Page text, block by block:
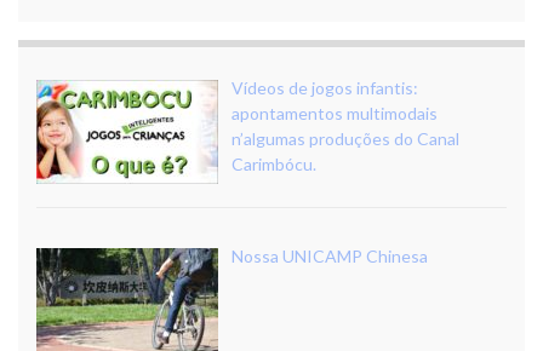
Vídeos de jogos infantis:
apontamentos multimodais
n’algumas produções do Canal
Carimbócu.
Nossa UNICAMP Chinesa